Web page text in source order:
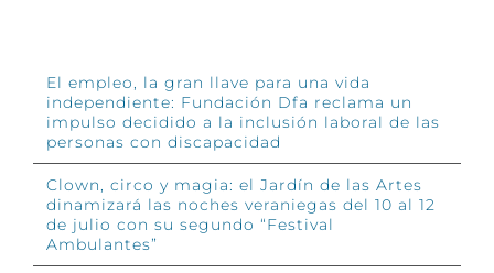
El empleo, la gran llave para una vida
independiente: Fundación Dfa reclama un
impulso decidido a la inclusión laboral de las
personas con discapacidad
Clown, circo y magia: el Jardín de las Artes
dinamizará las noches veraniegas del 10 al 12
de julio con su segundo “Festival
Ambulantes”